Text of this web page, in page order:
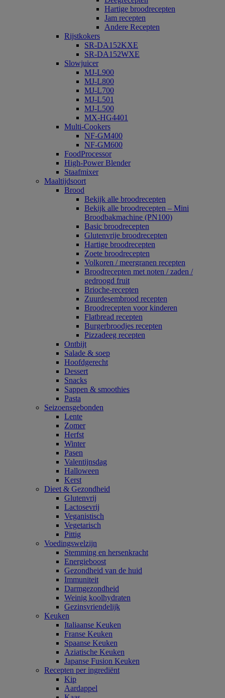
Hartige broodrecepten
Jam recepten
Andere Recepten
Rijstkokers
SR-DA152KXE
SR-DA152WXE
Slowjuicer
MJ-L900
MJ-L800
MJ-L700
MJ-L501
MJ-L500
MX-HG4401
Multi-Cookers
NF-GM400
NF-GM600
FoodProcessor
High-Power Blender
Staafmixer
Maaltijdsoort
Brood
Bekijk alle broodrecepten
Bekijk alle broodrecepten – Mini
Broodbakmachine (PN100)
Basic broodrecepten
Glutenvrije broodrecepten
Hartige broodrecepten
Zoete broodrecepten
Volkoren / meergranen recepten
Broodrecepten met noten / zaden /
gedroogd fruit
Brioche-recepten
Zuurdesembrood recepten
Broodrecepten voor kinderen
Flatbread recepten
Burgerbroodjes recepten
Pizzadeeg recepten
Ontbijt
Salade & soep
Hoofdgerecht
Dessert
Snacks
Sappen & smoothies
Pasta
Seizoensgebonden
Lente
Zomer
Herfst
Winter
Pasen
Valentijnsdag
Halloween
Kerst
Dieet & Gezondheid
Glutenvrij
Lactosevrij
Veganistisch
Vegetarisch
Pittig
Voedingswelzijn
Stemming en hersenkracht
Energieboost
Gezondheid van de huid
Immuniteit
Darmgezondheid
Weinig koolhydraten
Gezinsvriendelijk
Keuken
Italiaanse Keuken
Franse Keuken
Spaanse Keuken
Aziatische Keuken
Japanse Fusion Keuken
Recepten per ingrediënt
Kip
Aardappel